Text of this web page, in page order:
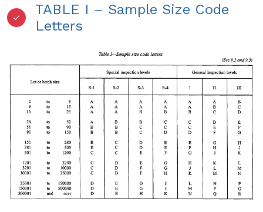
TABLE I – Sample Size Code
Letters